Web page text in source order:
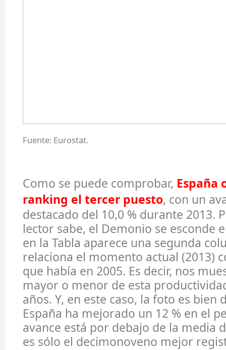
Fuente: Eurostat.
Como se puede comprobar, España
ranking el tercer puesto, con un
destacado del 10,0 % durante 2013.
lector sabe, el Demonio se esconde
en la Tabla aparece una segunda
relaciona el momento actual (2013)
que había en 2005. Es decir, nos
mayor o menor de esta
años. Y, en este caso, la foto es bien
España ha mejorado un 12 % en el
avance está por debajo de la media
es sólo el decimonoveno mejor